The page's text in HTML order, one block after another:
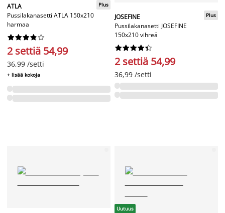
ATLA
Pussilakanasetti ATLA 150x210
harmaa
Plus






2 settiä 54,99
36,99 /setti
+ lisää kokoja
JOSEFINE
Pussilakanasetti JOSEFINE
150x210 vihreä
Plus






2 settiä 54,99
36,99 /setti
Uutuus